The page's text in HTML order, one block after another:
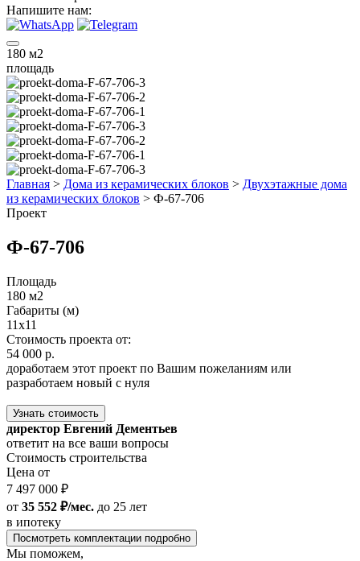
Напишите нам:
180 м2
площадь
Главная > Дома из керамических блоков > Двухэтажные дома
из керамических блоков > Ф-67-706
Проект
Ф-67-706
Площадь
180 м2
Габариты (м)
11x11
Стоимость проекта от:
54 000 р.
доработаем этот проект по Вашим пожеланиям или
разработаем новый с нуля
Узнать стоимость
директор Евгений Дементьев
ответит на все ваши вопросы
Стоимость строительства
Цена от
7 497 000 ₽
от 35 552 ₽/мес. до 25 лет
в ипотеку
Посмотреть комплектации подробно
Мы поможем,